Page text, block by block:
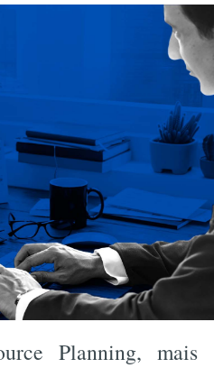
Planning, mais